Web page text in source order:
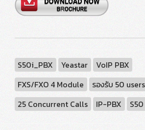
S50i_PBX Yeastar
VoIP PBX
FXS/FXO 4 Module
รองรับ 50 users
25 Concurrent Calls
IP-PBX S50